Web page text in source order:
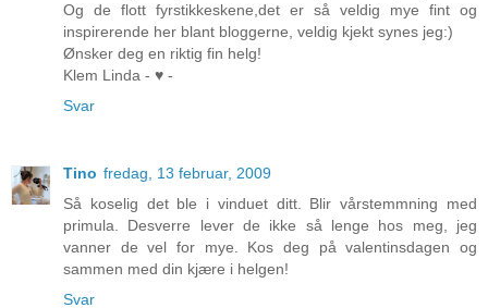
Og de flott fyrstikkeskene,det er så veldig mye fint og
inspirerende her blant bloggerne, veldig kjekt synes jeg:)
Ønsker deg en riktig fin helg!
Klem Linda - ♥ -
Svar
Tino fredag, 13 februar, 2009
Så koselig det ble i vinduet ditt. Blir vårstemmning med
primula. Desverre lever de ikke så lenge hos meg, jeg
vanner de vel for mye. Kos deg på valentinsdagen og
sammen med din kjære i helgen!
Svar